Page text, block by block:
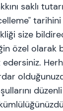
saklı
size
özel olarak